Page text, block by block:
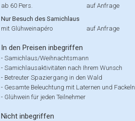
ab 60 Pers.
auf Anfrage
Nur Besuch des Samichlaus
mit Glühweinapéro
auf Anfrage
In den Preisen inbegriffen
- Samichlaus/Weihnachtsmann
- Samichlausaktivitäten nach Ihrem Wunsch
- Betreuter Spaziergang in den Wald
- Gesamte Beleuchtung mit Laternen und Fackeln
- Glühwein für jeden Teilnehmer
Nicht inbegriffen